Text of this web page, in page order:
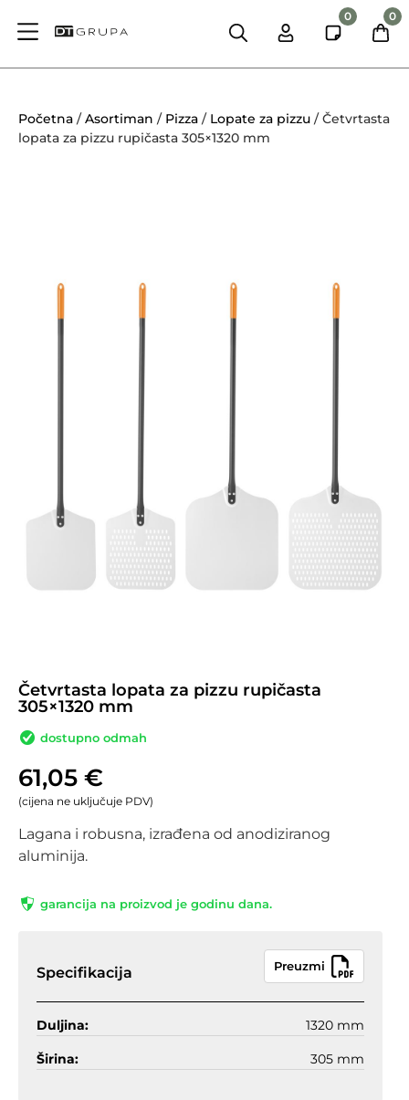
0 0
Početna /Asortiman / Pizza / Lopate za pizzu / Četvrtasta
lopata za pizzu rupičasta 305×1320 mm
Četvrtasta lopata za pizzu rupičasta
305×1320 mm
dostupno odmah
61,05 €
(cijena ne uključuje PDV)
Lagana i robusna, izrađena od anodiziranog
aluminija.
garancija na proizvod je godinu dana.
Specifikacija Preuzmi
Duljina: 1320 mm
Širina: 305 mm